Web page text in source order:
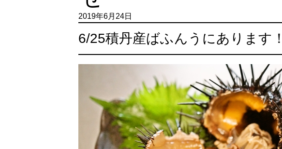
2019年6月24日
6/25積丹産ばふんうにあります！